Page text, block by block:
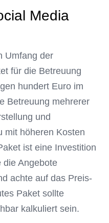
Media
Umfang der
für die Betreuung
hundert Euro im
Betreuung mehrerer
und
mit höheren Kosten
ist eine Investition
die Angebote
achte auf das Preis-
Paket sollte
kalkuliert sein.